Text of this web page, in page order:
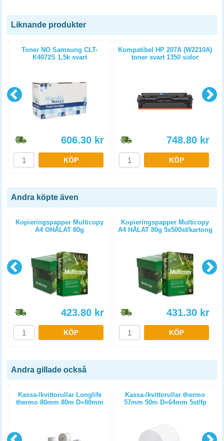
Liknande produkter
Toner NO Samsung CLT-
K4072S 1,5k svart
606.30 kr
KÖP
Kompatibel HP 207A (W2210A)
toner svart 1350 sidor
748.80 kr
KÖP
Andra köpte även
Kopieringspapper Multicopy
A4 OHÅLAT 80g
423.80 kr
KÖP
Kopieringspapper Multicopy
A4 HÅLAT 80g 5x500st/kartong
431.30 kr
KÖP
Andra gillade också
Kassa-/kvittorullar Longlife
thermo 80mm 80m D=80mm
Kassa-/kvittorullar thermo
57mm 50m D=64mm 5st/fp